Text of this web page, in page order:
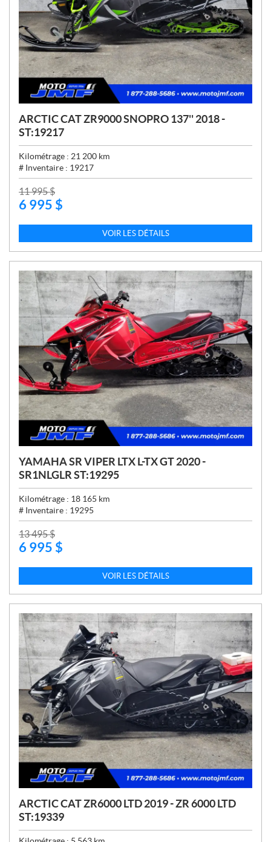
ARCTIC CAT ZR9000 SNOPRO 137'' 2018 -
ST:19217
Kilométrage : 21 200 km
# Inventaire : 19217
P
R
11 995$
6 995 $
VOIR LES DÉTAILS
YAMAHA SR VIPER LTX L-TX GT 2020 -
SR1NLGLR ST:19295
Kilométrage : 18 165 km
# Inventaire : 19295
P
R
13 495$
6 995 $
VOIR LES DÉTAILS
ARCTIC CAT ZR6000 LTD 2019 - ZR 6000 LTD
ST:19339